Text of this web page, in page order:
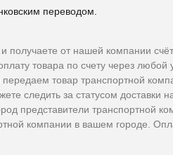
переводом.
получаете от нашей компании
товара по счету через любой
товар транспортной
следить за статусом доставки
представители транспортной
компании в вашем городе.